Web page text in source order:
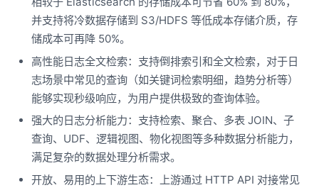
并支持将冷数据存储到 S3/HDFS 等低成本存储介质，存
储成本可再降 50%。
高性能日志全文检索：支持倒排索引和全文检索，对于日
志场景中常见的查询（如关键词检索明细，趋势分析等）
能够实现秒级响应，为用户提供极致的查询体验。
强大的日志分析能力：支持检索、聚合、多表 JOIN、子
查询、UDF、逻辑视图、物化视图等多种数据分析能力，
满足复杂的数据处理分析需求。
开放、易用的上下游生态：上游通过 HTTP API 对接常见